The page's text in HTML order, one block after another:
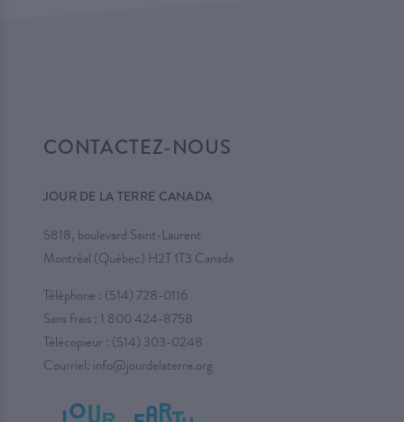
CONTACTEZ-NOUS
JOUR DE LA TERRE CANADA
5818, boulevard Saint-Laurent
Montréal (Québec) H2T 1T3 Canada
Téléphone : (514) 728-0116
Sans frais : 1 800 424-8758
Télécopieur : (514) 303-0248
Courriel: info@jourdelaterre.org